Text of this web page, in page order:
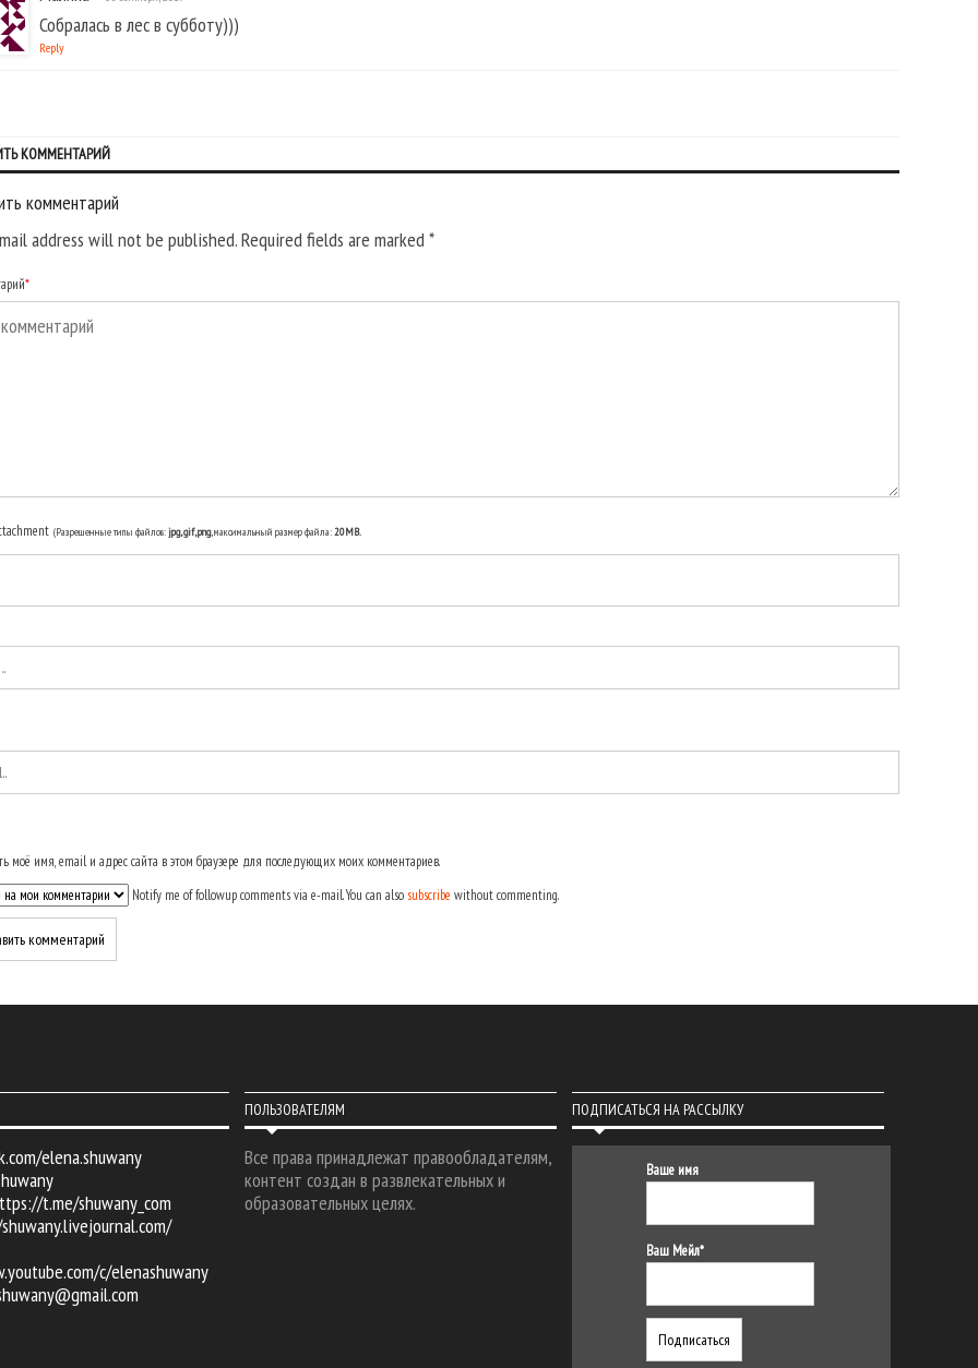
Собралась в лес в субботу)))
Reply
КОММЕНТАРИЙ
комментарий
address will not be published. Required fields are marked*
*
(Разрешенные типы файлов:jpg, gif, png, максимальный размер файла:20MB.
моё имя, email и адрес сайта в этом браузере для последующих моих комментариев.
Notify me of followup comments via e-mail. You can also subscribe without commenting.
elena.shuwany
t.me/shuwany_com
c/elenashuwany
ПОЛЬЗОВАТЕЛЯМ
Все права принадлежат правообладателям,
контент создан в развлекательных и
образовательных целях.
ПОДПИСАТЬСЯ НА РАССЫЛКУ
Ваше имя
Ваш Мейл*